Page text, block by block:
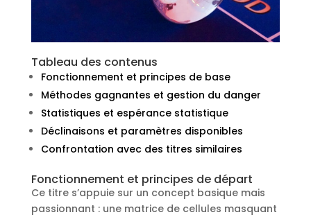
Tableau des contenus
Fonctionnement et principes de base
Méthodes gagnantes et gestion du danger
Statistiques et espérance statistique
Déclinaisons et paramètres disponibles
Confrontation avec des titres similaires
Fonctionnement et principes de départ
Ce titre s’appuie sur un concept basique mais
passionnant : une matrice de cellules masquant